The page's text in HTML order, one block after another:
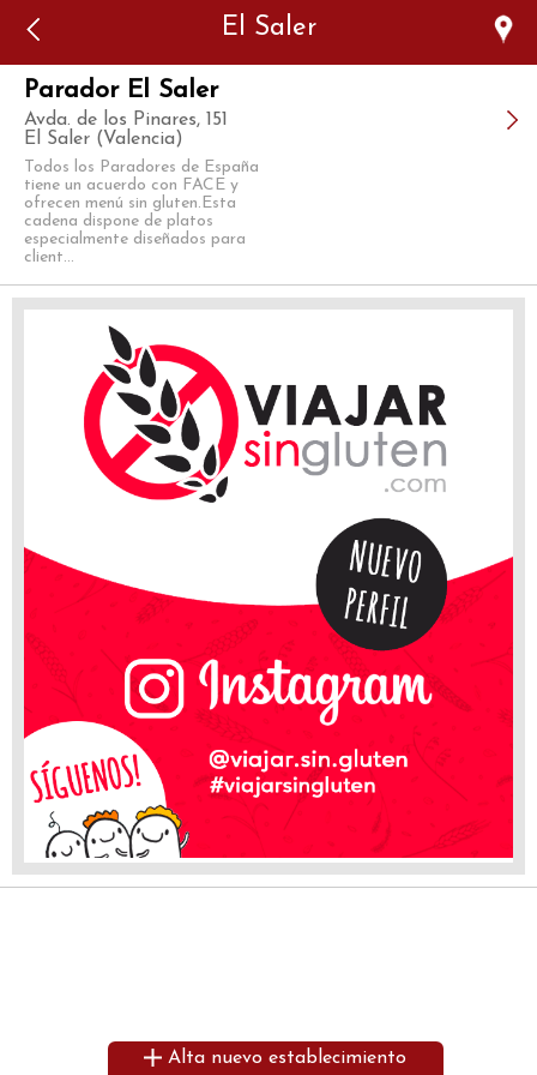
El Saler
Parador El Saler
Avda. de los Pinares, 151
El Saler (Valencia)
Todos los Paradores de España
tiene un acuerdo con FACE y
ofrecen menú sin gluten.Esta
cadena dispone de platos
especialmente diseñados para
client...
Alta nuevo establecimiento
Error: The domain WWW.VIAJARSINGLUTEN.COM is not
authorized to show the cookie declaration for domain group
ID 546ddaab-b478-4440-aa8a-3b0205284212. Please add it to
the domain group in the Cookiebot Manager to authorize
the domain.